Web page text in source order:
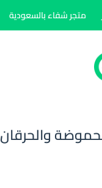
متجر شفاء بالسعودية
والحرقان